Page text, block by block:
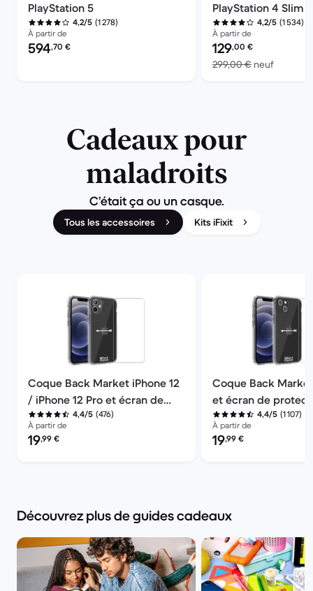
PlayStation 5
4,2/5 (1 278)
À partir de
Prix reconditionné :
594,70 €
PlayStation 4 Slim
4,2/5 (1 534)
À partir de
Prix reconditionné :
129,00 €
299,00 € neufcontre
Cadeaux pour
maladroits
C’était ça ou un casque.
Tous les accessoires Kits iFixit
Coque Back Market iPhone 12
/ iPhone 12 Pro et écran de
protection - Plastique recyclé
- Transparent
4,4/5 (476)
À partir de
Prix reconditionné :
19,99 €
Coque Back
et écran de
Plastique recyclé -
Transparent
4,4/5 (1 107)
À partir de
Prix reconditionné :
19,99 €
Découvrez plus de guides cadeaux